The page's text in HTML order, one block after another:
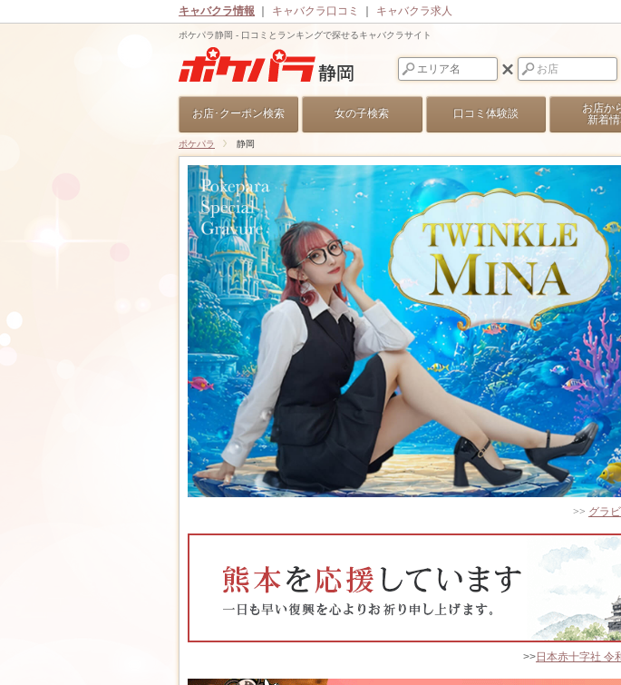
キャバクラ情報 キャバクラ口コミ キャバクラ求人
ポケパラ静岡 - 口コミとランキングで探せるキャバクラサイト
お店･クーポン検索 女の子検索 口コミ体験談
お店か
新着
ポケパラ 静岡
>> グラ
>>日本赤十字社 令